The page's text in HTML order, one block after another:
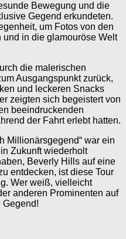
Bewegung und die
Gegend erkundeten.
um Fotos von den
in die glamouröse Welt
die malerischen
Ausgangspunkt zurück,
und leckeren Snacks
zeigten sich begeistert von
beeindruckenden
der Fahrt erlebt hatten.
Millionärsgegend“ war ein
Zukunft wiederholt
Beverly Hills auf eine
entdecken, ist diese Tour
Wer weiß, vielleicht
anderen Prominenten auf
Gegend!